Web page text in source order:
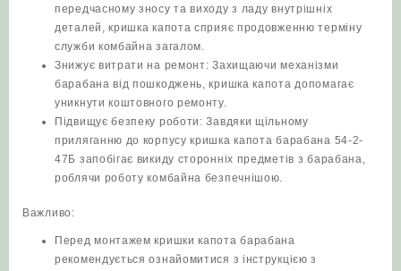
передчасному зносу та виходу з ладу внутрішніх
деталей, кришка капота сприяє продовженню терміну
служби комбайна загалом.
Знижує витрати на ремонт: Захищаючи механізми
барабана від пошкоджень, кришка капота допомагає
уникнути коштовного ремонту.
Підвищує безпеку роботи: Завдяки щільному
приляганню до корпусу кришка капота барабана 54-2-
47Б запобігає викиду сторонніх предметів з барабана,
роблячи роботу комбайна безпечнішою.
Важливо:
Перед монтажем кришки капота барабана
рекомендується ознайомитися з інструкцією з